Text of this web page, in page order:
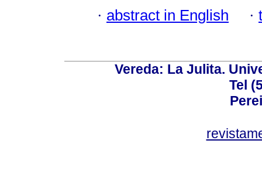
· abstract in English ·
Vereda: La Julita.
Tel